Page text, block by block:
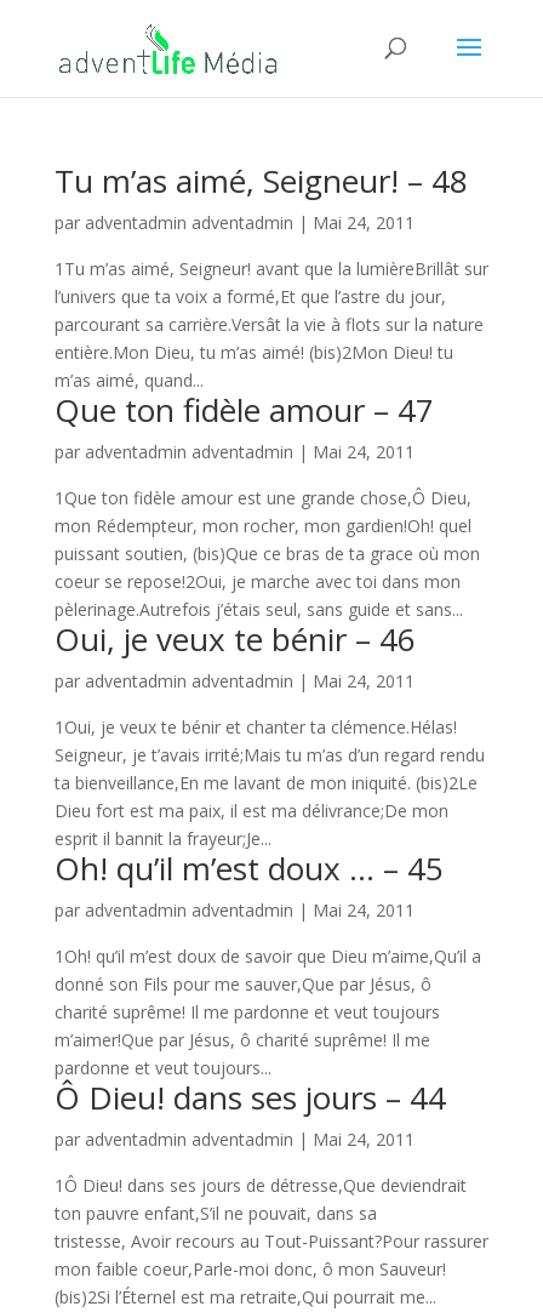
Tu m’as aimé, Seigneur! – 48
par adventadmin adventadmin | Mai 24, 2011
1Tu m’as aimé, Seigneur! avant que la lumièreBrillât sur
l’univers que ta voix a formé,Et que l’astre du jour,
parcourant sa carrière.Versât la vie à flots sur la nature
entière.Mon Dieu, tu m’as aimé! (bis)2Mon Dieu! tu
m’as aimé, quand...
Que ton fidèle amour – 47
par adventadmin adventadmin | Mai 24, 2011
1Que ton fidèle amour est une grande chose,Ô Dieu,
mon Rédempteur, mon rocher, mon gardien!Oh! quel
puissant soutien, (bis)Que ce bras de ta grace où mon
coeur se repose!2Oui, je marche avec toi dans mon
pèlerinage.Autrefois j’étais seul, sans guide et sans...
Oui, je veux te bénir – 46
par adventadmin adventadmin | Mai 24, 2011
1Oui, je veux te bénir et chanter ta clémence.Hélas!
Seigneur, je t’avais irrité;Mais tu m’as d’un regard rendu
ta bienveillance,En me lavant de mon iniquité. (bis)2Le
Dieu fort est ma paix, il est ma délivrance;De mon
esprit il bannit la frayeur;Je...
Oh! qu’il m’est doux … – 45
par adventadmin adventadmin | Mai 24, 2011
1Oh! qu’il m’est doux de savoir que Dieu m’aime,Qu’il a
donné son Fils pour me sauver,Que par Jésus, ô
charité suprême! Il me pardonne et veut toujours
m’aimer!Que par Jésus, ô charité suprême! Il me
pardonne et veut toujours...
Ô Dieu! dans ses jours – 44
par adventadmin adventadmin | Mai 24, 2011
1Ô Dieu! dans ses jours de détresse,Que deviendrait
ton pauvre enfant,S’il ne pouvait, dans sa
tristesse, Avoir recours au Tout-Puissant?Pour rassurer
mon faible coeur,Parle-moi donc, ô mon Sauveur!
(bis)2Si l’Éternel est ma retraite,Qui pourrait me...